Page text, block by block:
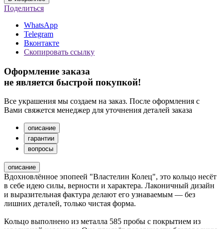
Поделиться
WhatsApp
Telegram
Вконтакте
Скопировать ссылку
Оформление заказа
не является быстрой покупкой!
Все украшения мы создаем на заказ. После оформления с
Вами свяжется менеджер для уточнения деталей заказа
описание
гарантии
вопросы
описание
Вдохновлённое эпопеей "Властелин Колец", это кольцо несёт
в себе идею силы, верности и характера. Лаконичный дизайн
и выразительная фактура делают его узнаваемым — без
лишних деталей, только чистая форма.
Кольцо выполнено из металла 585 пробы с покрытием из